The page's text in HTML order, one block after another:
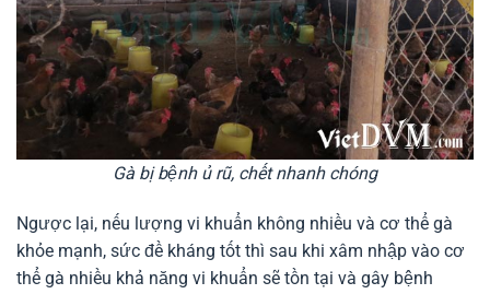
Gà bị bệnh ủ rũ, chết nhanh chóng
Ngược lại, nếu lượng vi khuẩn không nhiều và cơ thể gà
khỏe mạnh, sức đề kháng tốt thì sau khi xâm nhập vào cơ
thể gà nhiều khả năng vi khuẩn sẽ tồn tại và gây bệnh